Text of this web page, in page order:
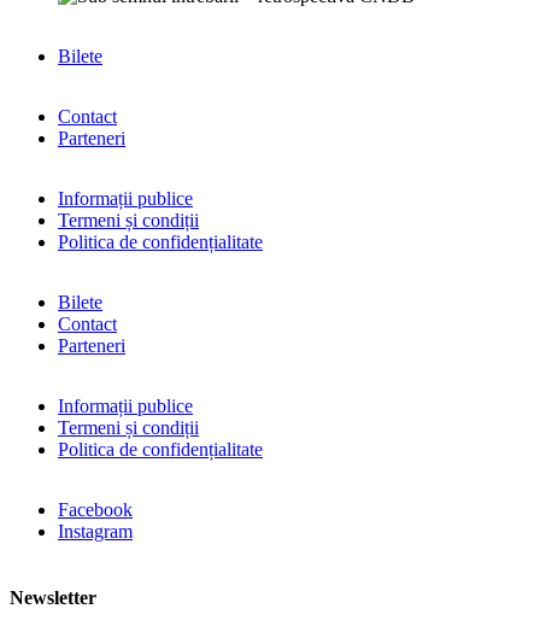
Bilete
Contact
Parteneri
Informații publice
Termeni și condiții
Politica de confidențialitate
Bilete
Contact
Parteneri
Informații publice
Termeni și condiții
Politica de confidențialitate
Facebook
Instagram
Newsletter